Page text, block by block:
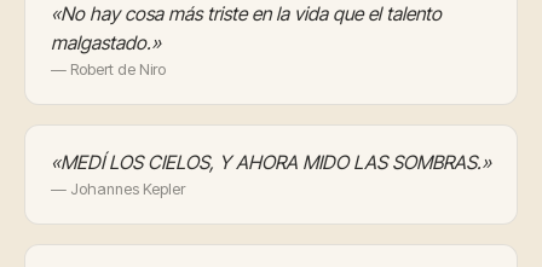
«No hay cosa más triste en la vida que el talento
malgastado.»
— Robert de Niro
«MEDÍ LOS CIELOS, Y AHORA MIDO LAS SOMBRAS.»
— Johannes Kepler